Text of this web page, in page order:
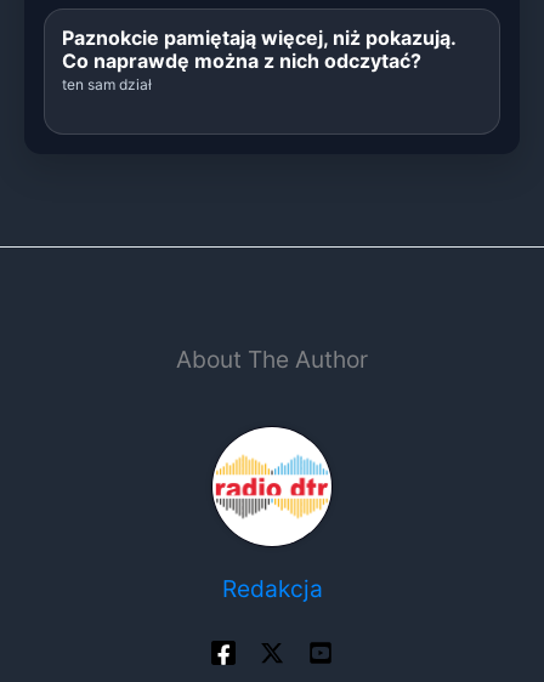
Paznokcie pamiętają więcej, niż pokazują.
Co naprawdę można z nich odczytać?
ten sam dział
About The Author
Redakcja